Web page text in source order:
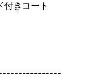
付きコート